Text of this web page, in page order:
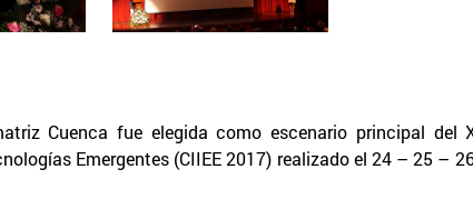
Cuenca fue elegida como escenario principal del
Emergentes (CIIEE 2017) realizado el 24 – 25 –